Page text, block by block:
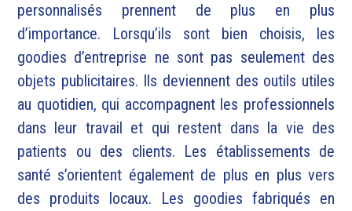
personnalisés prennent de plus en plus
d’importance. Lorsqu’ils sont bien choisis, les
goodies d’entreprise ne sont pas seulement des
objets publicitaires. Ils deviennent des outils utiles
au quotidien, qui accompagnent les professionnels
dans leur travail et qui restent dans la vie des
patients ou des clients. Les établissements de
santé s’orientent également de plus en plus vers
des produits locaux. Les goodies fabriqués en